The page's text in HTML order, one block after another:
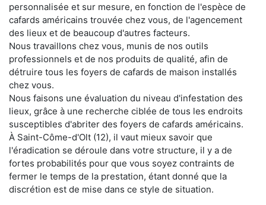
personnalisée et sur mesure, en fonction de l'espèce de
cafards américains trouvée chez vous, de l'agencement
des lieux et de beaucoup d'autres facteurs.
Nous travaillons chez vous, munis de nos outils
professionnels et de nos produits de qualité, afin de
détruire tous les foyers de cafards de maison installés
chez vous.
Nous faisons une évaluation du niveau d'infestation des
lieux, grâce à une recherche ciblée de tous les endroits
susceptibles d'abriter des foyers de cafards américains.
À Saint-Côme-d'Olt (12), il vaut mieux savoir que
l'éradication se déroule dans votre structure, il y a de
fortes probabilités pour que vous soyez contraints de
fermer le temps de la prestation, étant donné que la
discrétion est de mise dans ce style de situation.